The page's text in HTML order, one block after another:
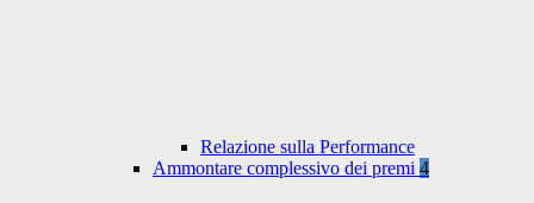
Relazione sulla Performance
Ammontare complessivo dei premi 4